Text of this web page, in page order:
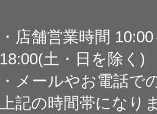
・店舗営業時間
18:00(土・日を除く)
・メールやお電話で
上記の時間帯になり